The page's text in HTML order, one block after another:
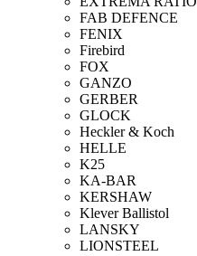
FAB DEFENCE
FENIX
Firebird
FOX
GANZO
GERBER
GLOCK
Heckler & Koch
HELLE
K25
KA-BAR
KERSHAW
Klever Ballistol
LANSKY
LIONSTEEL